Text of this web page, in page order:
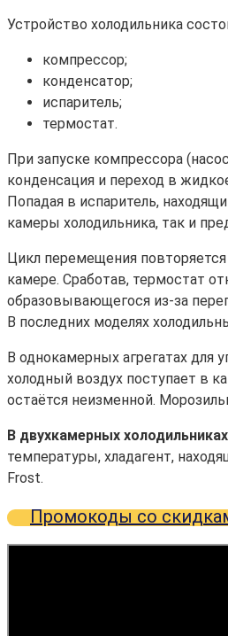
Устройство холодильника
компрессор;
конденсатор;
испаритель;
термостат.
При запуске компрессора
конденсация и переход в
Попадая в испаритель,
камеры холодильника, так и
Цикл перемещения
камере. Сработав, термостат
образовывающегося из-за
В последних моделях
В однокамерных агрегатах для
холодный воздух поступает в
остаётся неизменной.
В двухкамерных
температуры, хладагент,
Frost.
Промокоды со